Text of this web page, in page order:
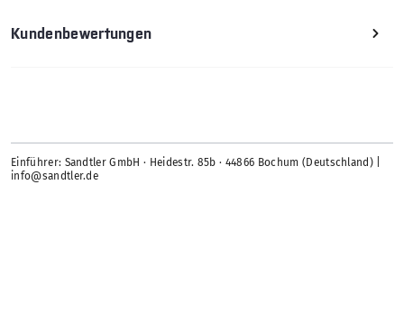
Kundenbewertungen
Einführer: Sandtler GmbH · Heidestr. 85b · 44866 Bochum (Deutschland) |
info@sandtler.de